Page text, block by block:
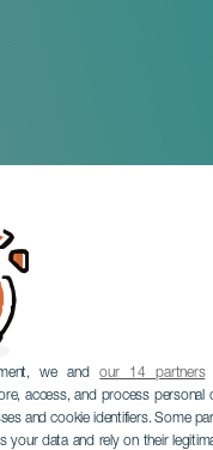
we andour 14 partners
access, and process personal
and cookie identifiers. Some
your data and rely on their